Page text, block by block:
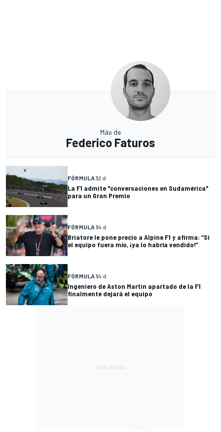
Más de
Federico Faturos
FÓRMULA 12 d
La F1 admite "conversaciones en Sudamérica"
para un Gran Premio
FÓRMULA 14 d
Briatore le pone precio a Alpine F1 y afirma: “Si
el equipo fuera mío, ¡ya lo habría vendido!”
FÓRMULA 14 d
Ingeniero de Aston Martin apartado de la F1
finalmente dejará el equipo